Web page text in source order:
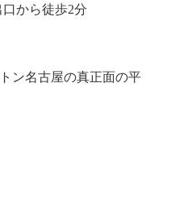
から徒歩2分
トン名古屋の真正面の平